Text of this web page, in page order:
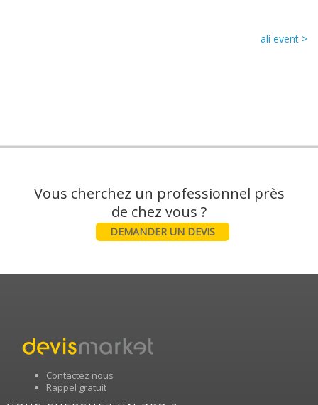
ali event >
Vous cherchez un professionnel près
DEMANDER UN DEVIS
Contactez nous
Rappel gratuit